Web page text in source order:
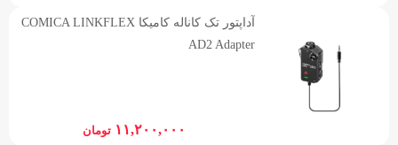
آداپتور تک کاناله کامیکا COMICA LINKFLEX
AD2 Adapter
۱۱,۲۰۰,۰۰۰ تومان